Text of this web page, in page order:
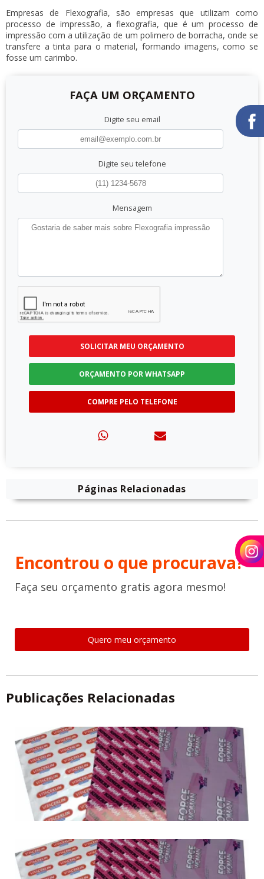
Empresas de Flexografia, são empresas que utilizam como
processo de impressão, a flexografia, que é um processo de
impressão com a utilização de um polimero de borracha, onde se
transfere a tinta para o material, formando imagens, como se
fosse um carimbo.
FAÇA UM ORÇAMENTO
Digite seu email
Digite seu telefone
Mensagem
SOLICITAR MEU ORÇAMENTO
ORÇAMENTO POR WHATSAPP
COMPRE PELO TELEFONE
Páginas Relacionadas
Encontrou o que procurava?
Faça seu orçamento gratis agora mesmo!
Quero meu orçamento
Publicações Relacionadas